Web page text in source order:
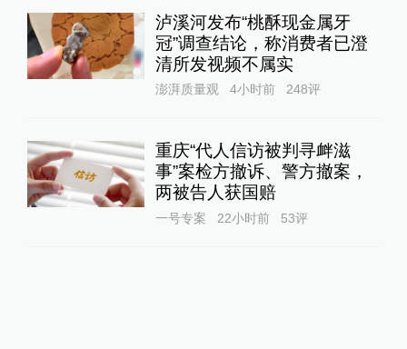
泸溪河发布“桃酥现金属牙
冠”调查结论，称消费者已澄
清所发视频不属实
澎湃质量观 4小时前 248评
重庆“代人信访被判寻衅滋
事”案检方撤诉、警方撤案，
两被告人获国赔
一号专案 22小时前 53评